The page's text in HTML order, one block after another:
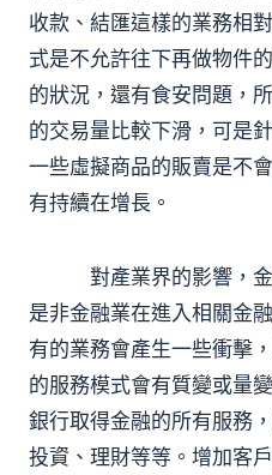
收款、結匯這樣的業務相
式是不允許往下再做物件
的狀況，還有食安問題，
的交易量比較下滑，可是
一些虛擬商品的販賣是不
有持續在增長。
對產業界的影響，金
是非金融業在進入相關金
有的業務會產生一些衝擊
的服務模式會有質變或量
銀行取得金融的所有服務
投資、理財等等。增加客